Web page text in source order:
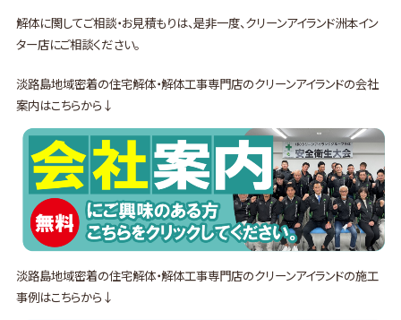
解体に関してご相談・お見積もりは、是非一度、クリーンアイランド洲本イン
ター店にご相談ください。
淡路島地域密着の住宅解体・解体工事専門店のクリーンアイランドの会社
案内はこちらから↓
淡路島地域密着の住宅解体・解体工事専門店のクリーンアイランドの施工
事例はこちらから↓